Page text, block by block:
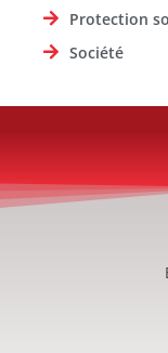
Protection
Société